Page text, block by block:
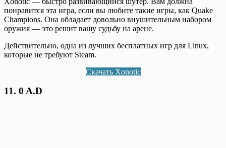
понравится эта игра, если вы любите такие игры, как Quake
Champions. Она обладает довольно внушительным набором
оружия — это решит вашу судьбу на арене.
Действительно, одна из лучших бесплатных игр для Linux,
которые не требуют Steam.
Скачать Xonotic
11. 0 A.D